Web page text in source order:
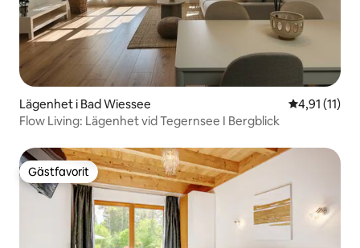
Lägenhet i Bad Wiessee 4,91 av 5 i
4,91 (11)
Flow Living: Lägenhet vid Tegernsee I Bergblick
Gästfavorit
Gästfavorit